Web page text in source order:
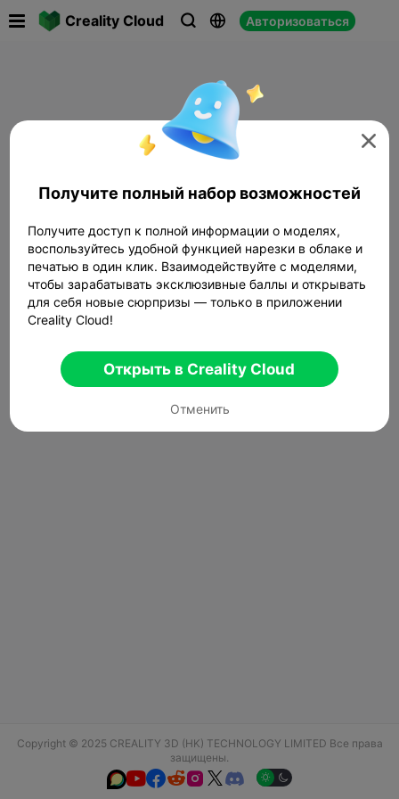
Creality Cloud   Авторизоваться
Copyright © 2025 CREALITY 3D (HK) TECHNOLOGY LIMITED Все права
защищены.
  

Получите полный набор возможностей
Получите доступ к полной информации о моделях,
воспользуйтесь удобной функцией нарезки в облаке и
печатью в один клик. Взаимодействуйте с моделями,
чтобы зарабатывать эксклюзивные баллы и открывать
для себя новые сюрпризы — только в приложении
Creality Cloud!
Открыть в Creality Cloud
Отменить